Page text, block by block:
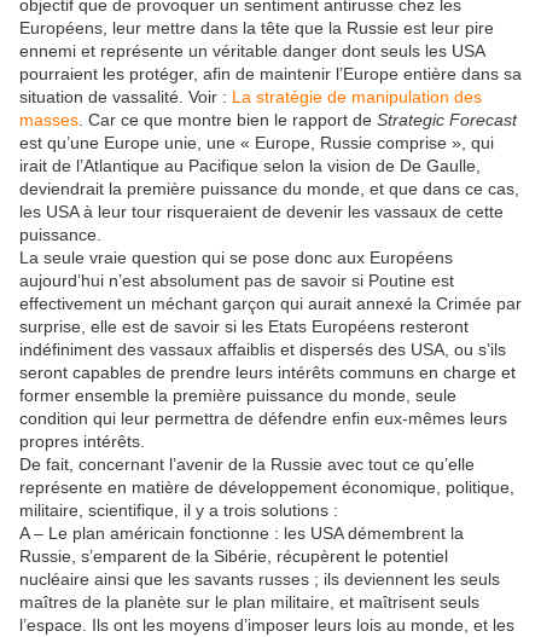
objectif que de provoquer un sentiment antirusse chez les
Européens, leur mettre dans la tête que la Russie est leur pire
ennemi et représente un véritable danger dont seuls les USA
pourraient les protéger, afin de maintenir l’Europe entière dans sa
situation de vassalité. Voir : La stratégie de manipulation des
masses . Car ce que montre bien le rapport de Strategic Forecast
est qu’une Europe unie, une « Europe, Russie comprise », qui
irait de l’Atlantique au Pacifique selon la vision de De Gaulle,
deviendrait la première puissance du monde, et que dans ce cas,
les USA à leur tour risqueraient de devenir les vassaux de cette
puissance.
La seule vraie question qui se pose donc aux Européens
aujourd’hui n’est absolument pas de savoir si Poutine est
effectivement un méchant garçon qui aurait annexé la Crimée par
surprise, elle est de savoir si les Etats Européens resteront
indéfiniment des vassaux affaiblis et dispersés des USA, ou s’ils
seront capables de prendre leurs intérêts communs en charge et
former ensemble la première puissance du monde, seule
condition qui leur permettra de défendre enfin eux-mêmes leurs
propres intérêts.
De fait, concernant l’avenir de la Russie avec tout ce qu’elle
représente en matière de développement économique, politique,
militaire, scientifique, il y a trois solutions :
A – Le plan américain fonctionne : les USA démembrent la
Russie, s’emparent de la Sibérie, récupèrent le potentiel
nucléaire ainsi que les savants russes ; ils deviennent les seuls
maîtres de la planète sur le plan militaire, et maîtrisent seuls
l’espace. Ils ont les moyens d’imposer leurs lois au monde, et les